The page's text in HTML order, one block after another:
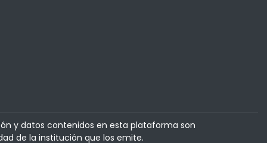
y datos contenidos en esta plataforma son
de la institución que los emite.